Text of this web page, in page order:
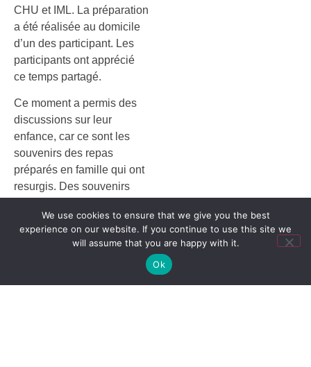
CHU et IML. La préparation
a été réalisée au domicile
d’un des participant. Les
participants ont apprécié
ce temps partagé.
Ce moment a permis des
discussions sur leur
enfance, car ce sont les
souvenirs des repas
préparés en famille qui ont
resurgis. Des souvenirs
quand la vie actuelle les
bousculent.
[/et_pb_row]
We use cookies to ensure that we give you the best
experience on our website. If you continue to use this site we
will assume that you are happy with it.
Ok